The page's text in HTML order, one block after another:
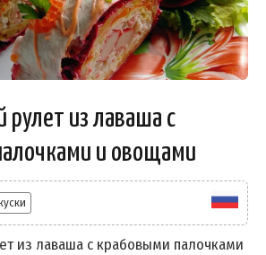
рулет из лаваша с
и овощами
из лаваша с крабовыми палочками